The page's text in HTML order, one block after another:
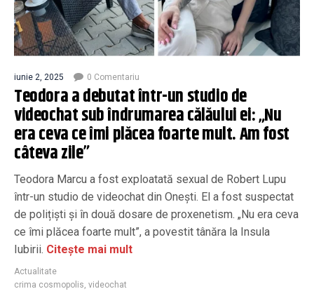
iunie 2, 2025 0 Comentariu
Teodora a debutat într-un studio de
videochat sub îndrumarea călăului ei: „Nu
era ceva ce îmi plăcea foarte mult. Am fost
câteva zile”
Teodora Marcu a fost exploatată sexual de Robert Lupu
într-un studio de videochat din Onești. El a fost suspectat
de polițiști și în două dosare de proxenetism. „Nu era ceva
ce îmi plăcea foarte mult”, a povestit tânăra la Insula
Iubirii. Citește mai mult
Actualitate
crima cosmopolis, videochat